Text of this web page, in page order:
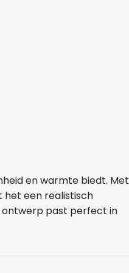
en warmte biedt. Met
het een realistisch
past perfect in